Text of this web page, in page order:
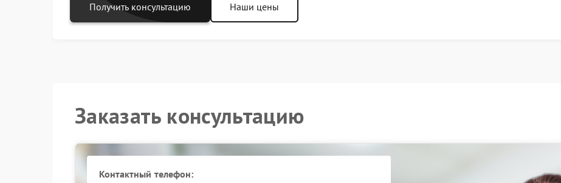
Получить консультацию Наши цены
Заказать консультацию
Контактный телефон: